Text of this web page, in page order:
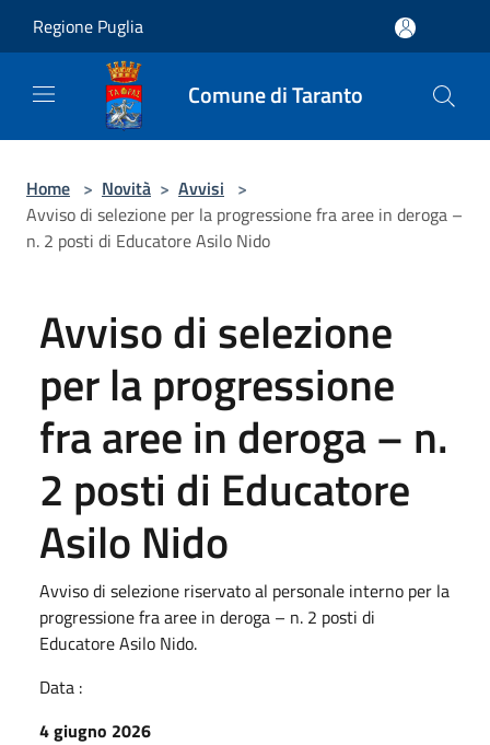
Regione Puglia
Comune di Taranto
Home > Novità > Avvisi >
Avviso di selezione per la progressione fra aree in deroga –
n. 2 posti di Educatore Asilo Nido
Avviso di selezione
per la progressione
fra aree in deroga – n.
2 posti di Educatore
Asilo Nido
Avviso di selezione riservato al personale interno per la
progressione fra aree in deroga – n. 2 posti di
Educatore Asilo Nido.
Data :
4 giugno 2026